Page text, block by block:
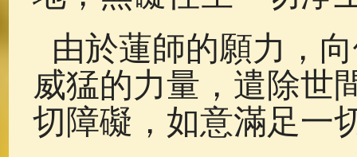
由於蓮師的願力，
威猛的力量，遣除世
切障礙，如意滿足一